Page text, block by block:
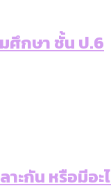
ศึกษา ชั้น ป.6
ะกัน หรือมีอะ